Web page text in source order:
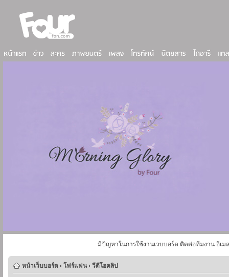
มีปัญหาในการใช้งานเวบบอร์ด ติดต่อทีมงาน อีเม
หน้าเว็บบอร์ด ‹ โฟร์แฟน ‹ วีดีโอคลิป